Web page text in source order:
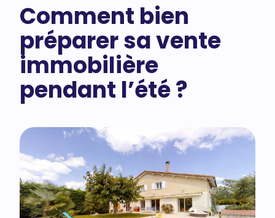
Comment bien
préparer sa vente
immobilière
pendant l’été ?